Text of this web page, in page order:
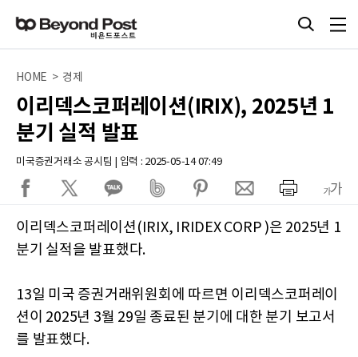
HOME > 경제
이리덱스코퍼레이션(IRIX), 2025년 1
분기 실적 발표
미국증권거래소 공시팀 | 입력 : 2025-05-14 07:49
이리덱스코퍼레이션(IRIX, IRIDEX CORP )은 2025년 1
분기 실적을 발표했다.
13일 미국 증권거래위원회에 따르면 이리덱스코퍼레이
션이 2025년 3월 29일 종료된 분기에 대한 분기 보고서
를 발표했다.